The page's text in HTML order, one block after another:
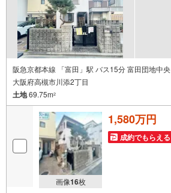
阪急京都本線 「富田」駅 バス15分 富田団地中
大阪府高槻市川添2丁目
土地69.75m2
画像16枚
1,580万円
成約でもらえる